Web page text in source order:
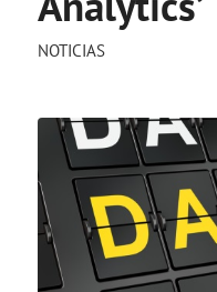
NOTICIAS